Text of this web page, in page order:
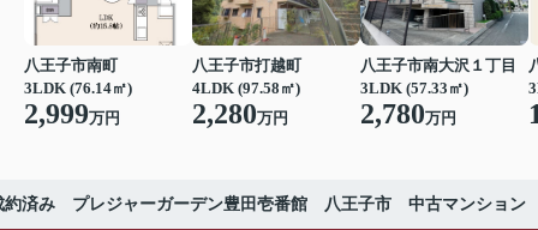
八王子市南町
3LDK (76.14㎡)
2,999万円
八王子市打越町
4LDK (97.58㎡)
2,280万円
八王子市南大沢１丁目
3LDK (57.33㎡)
2,780万円
済み プレジャーガーデン豊田壱番館 八王子市 中古マンション